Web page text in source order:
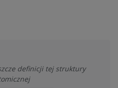
definicji tej struktury